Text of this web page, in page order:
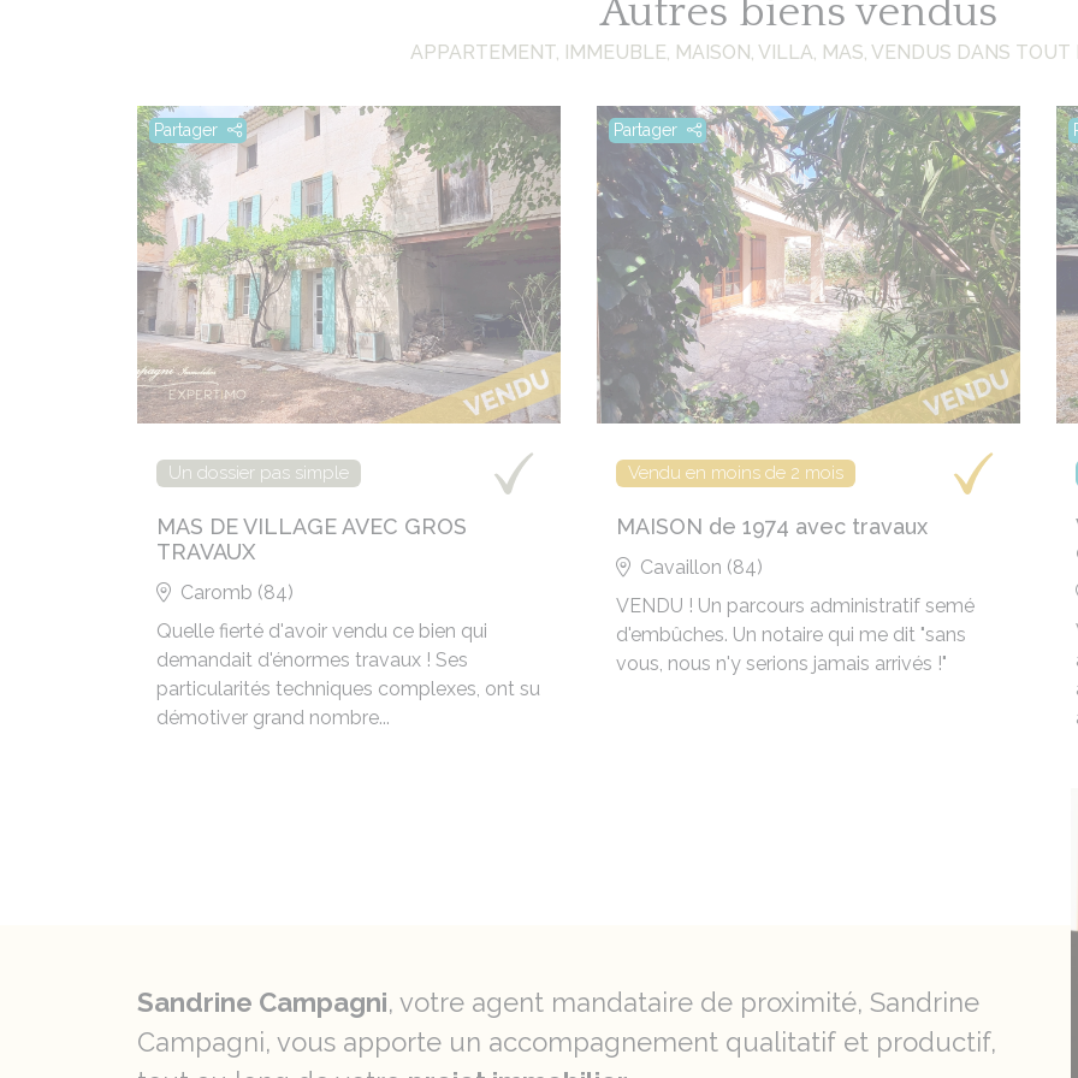
Autres biens vendus
APPARTEMENT, IMMEUBLE, MAISON, VILLA, MAS, VENDUS DANS TOUT
Partager
Un dossier pas simple
MAS DE VILLAGE AVEC GROS
TRAVAUX
Caromb (84)
Quelle fierté d'avoir vendu ce bien qui
demandait d'énormes travaux ! Ses
particularités techniques complexes, ont su
démotiver grand nombre...
Partager
Vendu en moins de 2 mois
MAISON de 1974 avec travaux
Cavaillon (84)
VENDU ! Un parcours administratif semé
d'embûches. Un notaire qui me dit "sans
vous, nous n'y serions jamais arrivés !"
Sandrine Campagni, votre agent mandataire de proximité, Sandrine
Campagni, vous apporte un accompagnement qualitatif et productif,